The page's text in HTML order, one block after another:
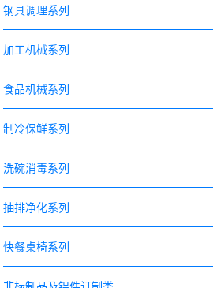
钢具调理系列
加工机械系列
食品机械系列
制冷保鲜系列
洗碗消毒系列
抽排净化系列
快餐桌椅系列